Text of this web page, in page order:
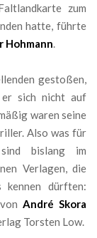
zum
hatte, führte
Hohmann
gestoßen,
er sich nicht auf
waren seine
Also was für
bislang im
Verlagen, die
kennen dürften:
André Skora
Torsten Low.